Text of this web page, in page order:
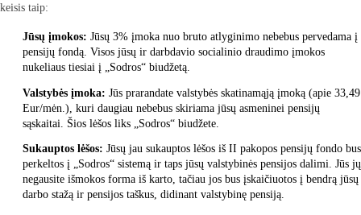
keisis taip:
Jūsų įmokos: Jūsų 3% įmoka nuo bruto atlyginimo nebebus pervedama į
pensijų fondą. Visos jūsų ir darbdavio socialinio draudimo įmokos
nukeliaus tiesiai į „Sodros“ biudžetą.
Valstybės įmoka: Jūs prarandate valstybės skatinamąją įmoką (apie 33,49
Eur/mėn.), kuri daugiau nebebus skiriama jūsų asmeninei pensijų
sąskaitai. Šios lėšos liks „Sodros“ biudžete.
Sukauptos lėšos: Jūsų jau sukauptos lėšos iš II pakopos pensijų fondo bus
perkeltos į „Sodros“ sistemą ir taps jūsų valstybinės pensijos dalimi. Jūs jų
negausite išmokos forma iš karto, tačiau jos bus įskaičiuotos į bendrą jūsų
darbo stažą ir pensijos taškus, didinant valstybinę pensiją.